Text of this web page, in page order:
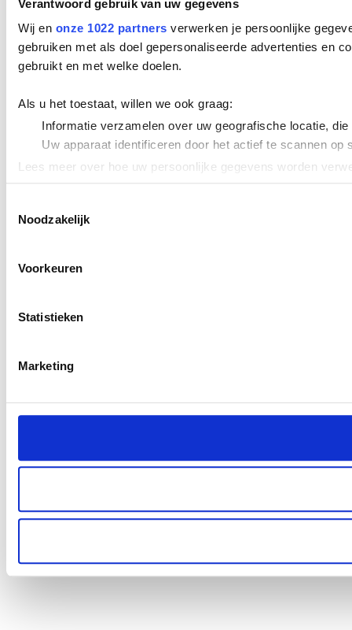
Verantwoord gebruik van uw gegevens
Wij en onze 1022 partners verwerken je persoonlijke
gebruiken met als doel gepersonaliseerde advertenties en
gebruikt en met welke doelen.
Als u het toestaat, willen we ook graag:
Informatie verzamelen over uw geografische locatie,
Uw apparaat identificeren door het actief te scannen op
Lees meer over hoe uw persoonlijke gegevens worden
We gebruiken cookies om content en advertenties te
verstrekt of die ze hebben verzameld op basis van uw
Noodzakelijk
Voorkeuren
Statistieken
Marketing